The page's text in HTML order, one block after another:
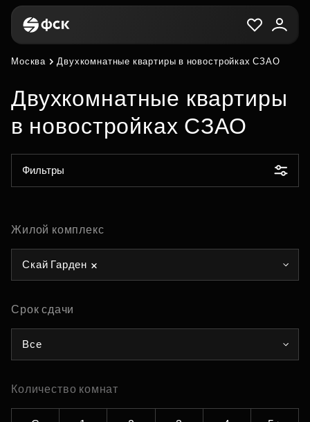
Москва Двухкомнатные квартиры в новостройках СЗАО
Двухкомнатные квартиры
в новостройках СЗАО
Фильтры
Жилой комплекс
Скай Гарден
Срок сдачи
Все
Количество комнат